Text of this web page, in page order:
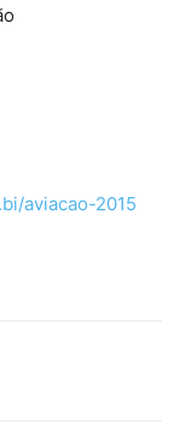
aviacao-2015